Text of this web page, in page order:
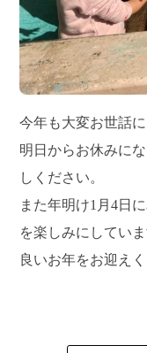
今年も大変お世話に
明日からお休みに
しください。
また年明け1月4日
を楽しみにしていま
良いお年をお迎えく